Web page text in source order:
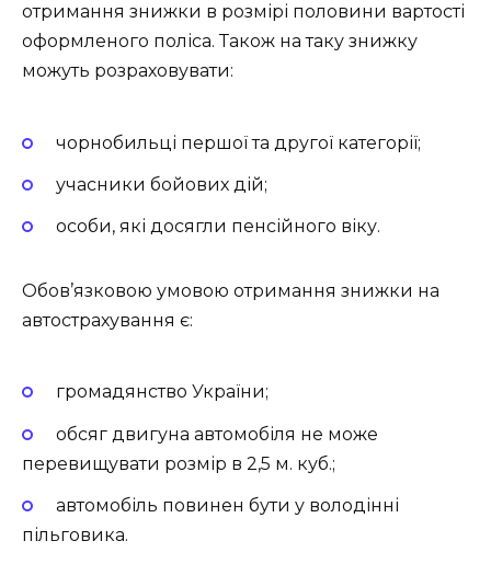
отримання знижки в розмірі половини вартості
оформленого поліса. Також на таку знижку
можуть розраховувати:
чорнобильці першої та другої категорії;
учасники бойових дій;
особи, які досягли пенсійного віку.
Обов’язковою умовою отримання знижки на
автострахування є:
громадянство України;
обсяг двигуна автомобіля не може
перевищувати розмір в 2,5 м. куб.;
автомобіль повинен бути у володінні
пільговика.